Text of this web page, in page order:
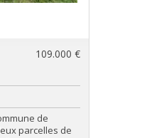
109.000 €
de
parcelles de